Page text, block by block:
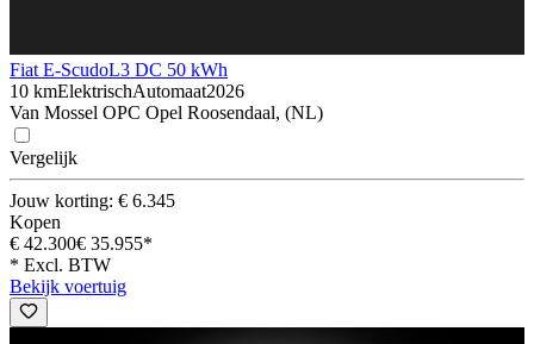
Fiat E-ScudoL3 DC 50 kWh
10 kmElektrischAutomaat2026
Van Mossel OPC Opel Roosendaal, (NL)
Vergelijk
Jouw korting: € 6.345
Kopen
€ 42.300€ 35.955*
* Excl. BTW
Bekijk voertuig